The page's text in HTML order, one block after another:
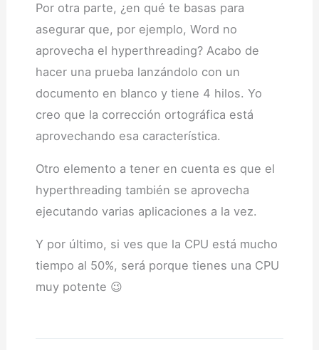
Por otra parte, ¿en qué te basas para
asegurar que, por ejemplo, Word no
aprovecha el hyperthreading? Acabo de
hacer una prueba lanzándolo con un
documento en blanco y tiene 4 hilos. Yo
creo que la corrección ortográfica está
aprovechando esa característica.
Otro elemento a tener en cuenta es que el
hyperthreading también se aprovecha
ejecutando varias aplicaciones a la vez.
Y por último, si ves que la CPU está mucho
tiempo al 50%, será porque tienes una CPU
muy potente 😉